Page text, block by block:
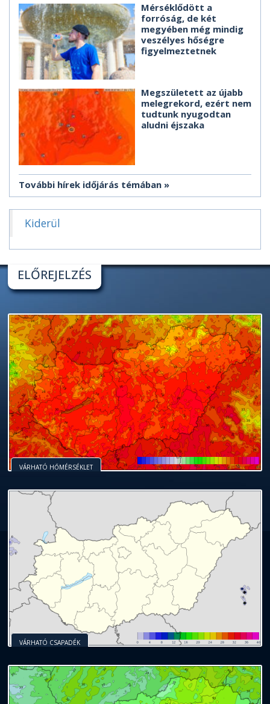
Mérséklődött a
forróság, de két
megyében még mindig
veszélyes hőségre
figyelmeztetnek
Megszületett az újabb
melegrekord, ezért nem
tudtunk nyugodtan
aludni éjszaka
További hírek időjárás témában
Kiderül
ELŐREJELZÉS
VÁRHATÓ HŐMÉRSÉKLET
VÁRHATÓ CSAPADÉK